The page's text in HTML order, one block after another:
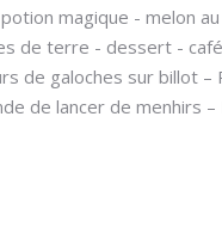
magique - melon
de terre - dessert -
de galoches sur billot –
de lancer de menhirs